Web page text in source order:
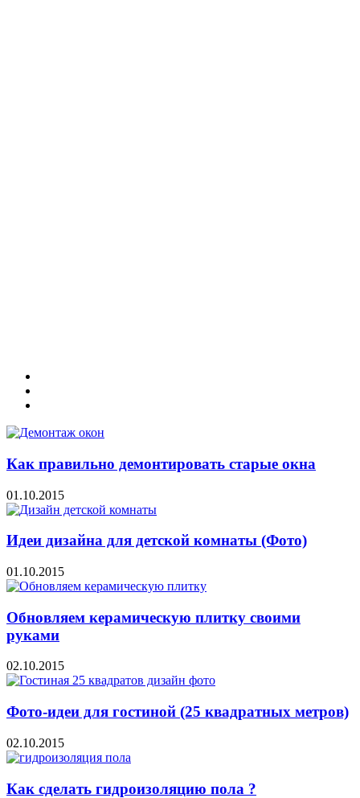
Как правильно демонтировать старые окна
01.10.2015
Идеи дизайна для детской комнаты (Фото)
01.10.2015
Обновляем керамическую плитку своими
руками
02.10.2015
Фото-идеи для гостиной (25 квадратных метров)
02.10.2015
Как сделать гидроизоляцию пола ?